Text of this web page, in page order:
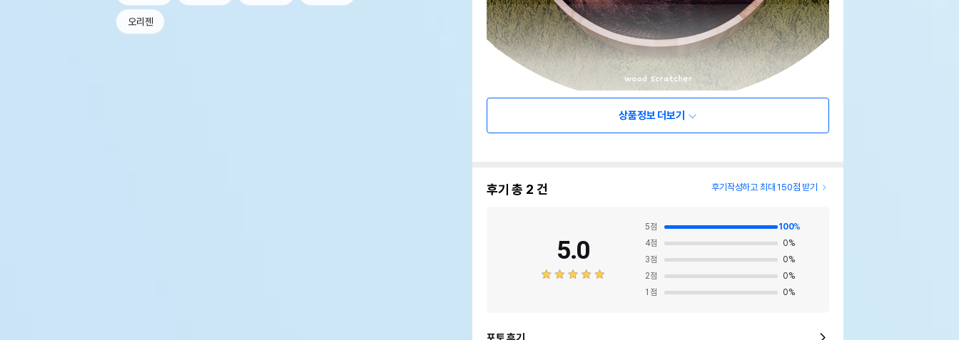
오리젠
상품정보 더보기
후기 총 2 건 후기작성하고 최대 150점 받기
5.0
5점 100%
4점 0%
3점 0%
2점 0%
1 점 0%